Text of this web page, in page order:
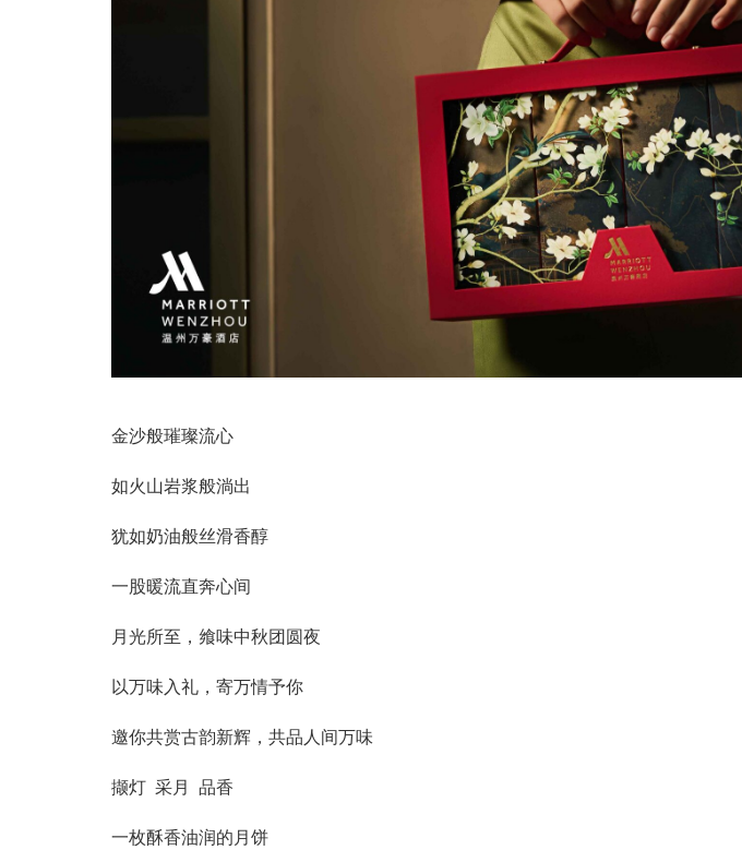
金沙般璀璨流心
如火山岩浆般淌出
犹如奶油般丝滑香醇
一股暖流直奔心间
月光所至，飨味中秋团圆夜
以万味入礼，寄万情予你
邀你共赏古韵新辉，共品人间万味
撷灯 采月 品香
一枚酥香油润的月饼